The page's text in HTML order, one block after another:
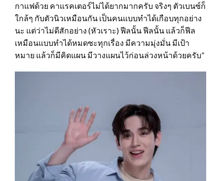
กาแฟด้วย คาแรคเตอร์ไม่ได้ยากมากครับ จริงๆ ตัวเบนซ์ก็
ใกล้ๆ กับตัวนิวเหมือนกัน เป็นคนแบบทําได้เกือบทุกอย่าง
นะ แต่ว่าไม่ดีสักอย่าง (หัวเราะ) ฟีลนั้น ฟีลนั้น แล้วก็ฟีล
เหมือนแบบทําได้หมดซะทุกเรื่อง มีความมุ่งมั่น มีเป้า
หมาย แล้วก็มีคิดแผน มีวางแผนไว้ก่อนล่วงหน้าด้วยครับ”